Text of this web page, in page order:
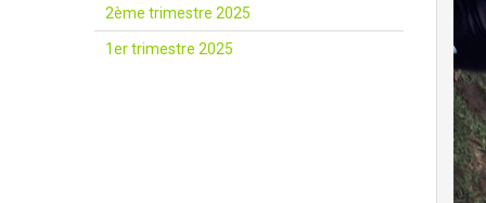
2ème trimestre 2025
1er trimestre 2025